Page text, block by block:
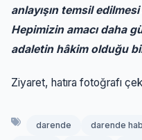
anlayışın temsil
Hepimizin amacı daha
adaletin hâkim olduğu
Ziyaret, hatıra fotoğrafı
darende darende